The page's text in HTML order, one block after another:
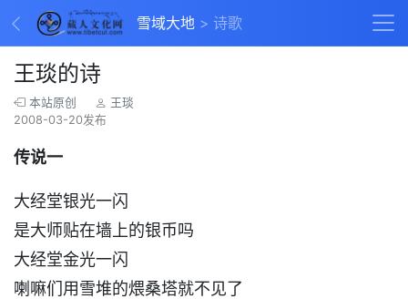
雪域大地 诗歌
王琰的诗
本站原创
王琰
2008-03-20发布
传说一
大经堂银光一闪
是大师贴在墙上的银币吗
大经堂金光一闪
喇嘛们用雪堆的煨桑塔就不见了